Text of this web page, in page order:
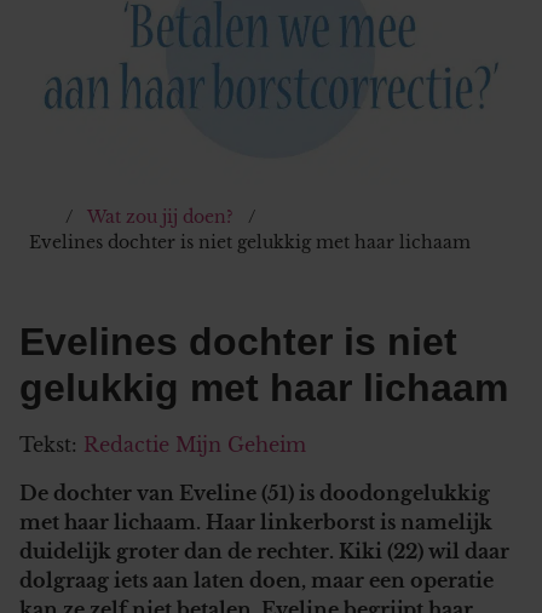
Wat zou jij doen?
Evelines dochter is niet gelukkig met haar lichaam
Evelines dochter is niet
gelukkig met haar lichaam
Tekst: Redactie Mijn Geheim
De dochter van Eveline (51) is doodongelukkig
met haar lichaam. Haar linkerborst is namelijk
duidelijk groter dan de rechter. Kiki (22) wil daar
dolgraag iets aan laten doen, maar een operatie